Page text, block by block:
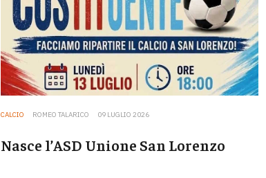
CALCIO ROMEO TALARICO 09 LUGLIO 2026
Nasce l’ASD Unione San Lorenzo